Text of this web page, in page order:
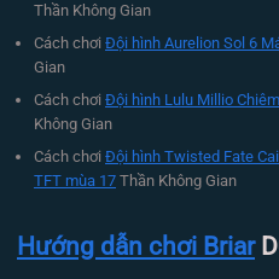
Thần Không Gian
Cách chơi Đội hình Aurelion Sol 6
Gian
Cách chơi Đội hình Lulu Millio
Không Gian
Cách chơi Đội hình Twisted Fate
TFT mùa 17 Thần Không Gian
Hướng dẫn chơi Briar